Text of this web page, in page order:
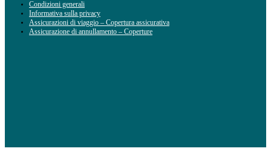
Condizioni generali
Informativa sulla privacy
Assicurazioni di viaggio – Copertura assicurativa
Assicurazione di annullamento – Coperture